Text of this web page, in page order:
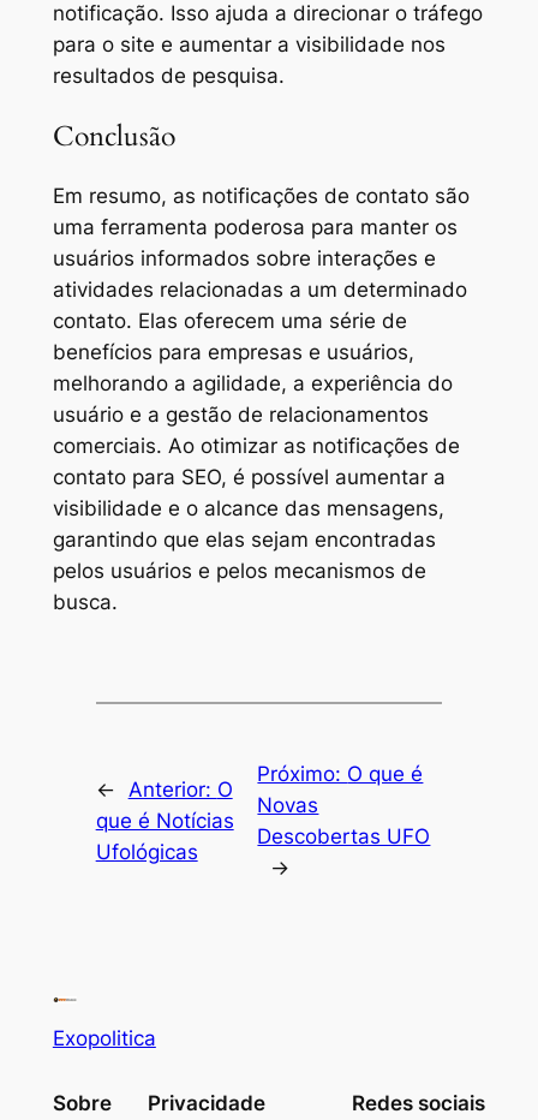
notificação. Isso ajuda a direcionar o tráfego
para o site e aumentar a visibilidade nos
resultados de pesquisa.
Conclusão
Em resumo, as notificações de contato são
uma ferramenta poderosa para manter os
usuários informados sobre interações e
atividades relacionadas a um determinado
contato. Elas oferecem uma série de
benefícios para empresas e usuários,
melhorando a agilidade, a experiência do
usuário e a gestão de relacionamentos
comerciais. Ao otimizar as notificações de
contato para SEO, é possível aumentar a
visibilidade e o alcance das mensagens,
garantindo que elas sejam encontradas
pelos usuários e pelos mecanismos de
busca.
← Anterior: O
que é Notícias
Ufológicas
Próximo: O que é
Novas
Descobertas UFO
→
Exopolitica
Sobre Privacidade Redes sociais